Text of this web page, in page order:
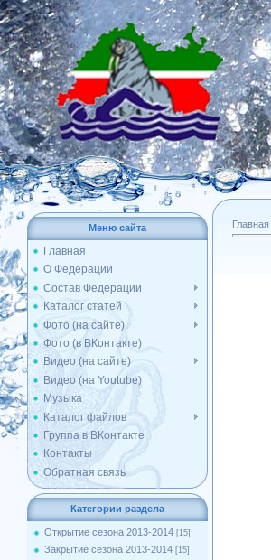
Меню сайта
Главная
О Федерации
Состав Федерации
Каталог статей
Фото (на сайте)
Фото (в ВКонтакте)
Видео (на сайте)
Видео (на Youtube)
Музыка
Каталог файлов
Группа в ВКонтакте
Контакты
Обратная связь
Категории раздела
Открытие сезона 2013-2014 [15]
Закрытие сезона 2013-2014 [15]
Главная